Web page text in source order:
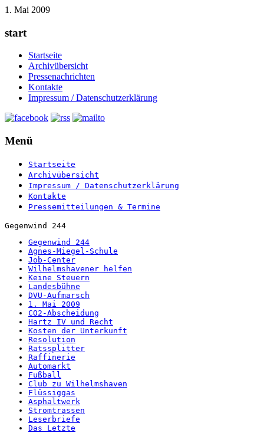
1. Mai 2009
start
Startseite
Archivübersicht
Pressenachrichten
Kontakte
Impressum / Datenschutzerklärung
Menü
Startseite
Archivübersicht
Impressum / Datenschutzerklärung
Kontakte
Pressemitteilungen & Termine
Gegenwind 244
Gegenwind 244
Agnes-Miegel-Schule
Job-Center
Wilhelmshavener helfen
Keine Steuern
Landesbühne
DVU-Aufmarsch
1. Mai 2009
CO2-Abscheidung
Hartz IV und Recht
Kosten der Unterkunft
Resolution
Ratssplitter
Raffinerie
Automarkt
Fußball
Club zu Wilhelmshaven
Flüssiggas
Asphaltwerk
Stromtrassen
Leserbriefe
Das Letzte